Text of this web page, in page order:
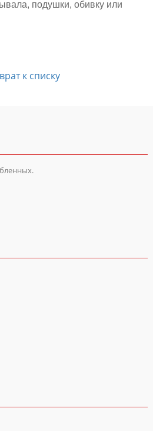
подушки, обивку или
к списку